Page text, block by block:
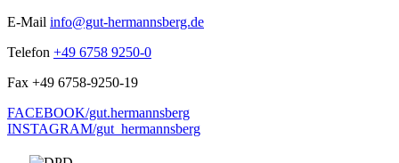
E-Mail info@gut-hermannsberg.de
Telefon +49 6758 9250-0
Fax +49 6758-9250-19
FACEBOOK/gut.hermannsberg
INSTAGRAM/gut_hermannsberg